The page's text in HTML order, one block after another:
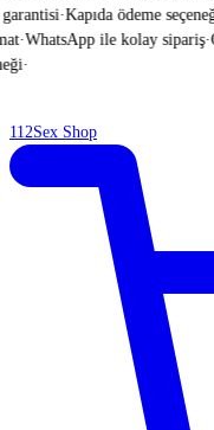
·Kapıda ödeme
·WhatsApp ile kolay sipariş·
·
112Sex Shop